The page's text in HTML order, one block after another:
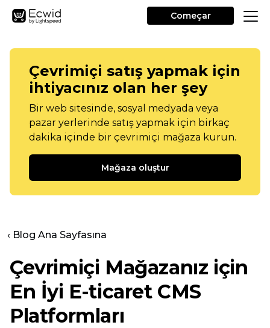
Começar
Çevrimiçi satış yapmak için
ihtiyacınız olan her şey
Bir web sitesinde, sosyal medyada veya
pazar yerlerinde satış yapmak için birkaç
dakika içinde bir çevrimiçi mağaza kurun.
Mağaza oluştur
‹ Blog Ana Sayfasına
Çevrimiçi Mağazanız için
En İyi E-ticaret CMS
Platformları